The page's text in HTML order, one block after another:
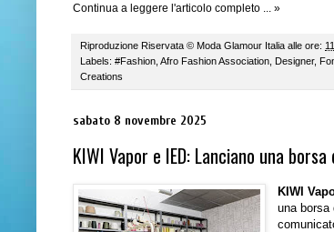
Continua a leggere l'articolo completo ... »
Riproduzione Riservata © Moda Glamour Italia alle ore:
Labels: #Fashion Afro Fashion Association Designer,
Creations
sabato 8 novembre 2025
KIWI Vapor e IED: Lanciano una
KIWI
una